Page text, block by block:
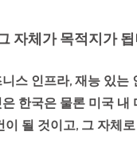
자체가 목적지가
스 인프라, 재능 있는
한국은 물론 미국
이 될 것이고, 그 자체